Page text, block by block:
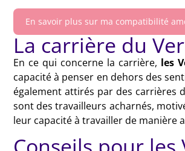
En savoir plus sur ma compatibilité
La carrière du
En ce qui concerne la carrière, les
capacité à penser en dehors des
également attirés par des carrières
sont des travailleurs acharnés,
leur capacité à travailler de manière